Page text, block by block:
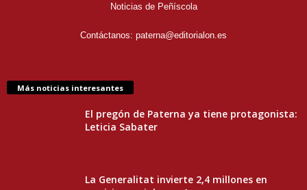
Noticias de Peñíscola
Contáctanos: paterna@editorialon.es
Más noticias interesantes
El pregón de Paterna ya tiene protagonista:
Leticia Sabater
La Generalitat invierte 2,4 millones en